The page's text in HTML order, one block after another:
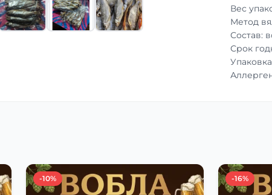
Вес
Метод
Состав:
Срок
-10% -16%